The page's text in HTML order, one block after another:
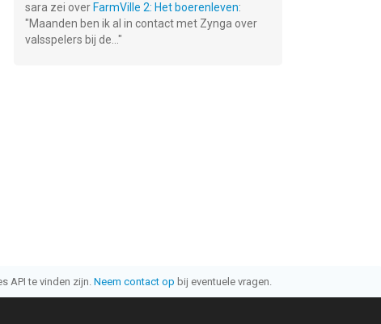
sara zei over FarmVille 2: Het boerenleven:
"Maanden ben ik al in contact met Zynga over
valsspelers bij de... "
API te vinden zijn. Neem contact op bij eventuele vragen.